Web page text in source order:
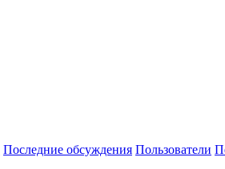
Последние обсуждения Пользователи